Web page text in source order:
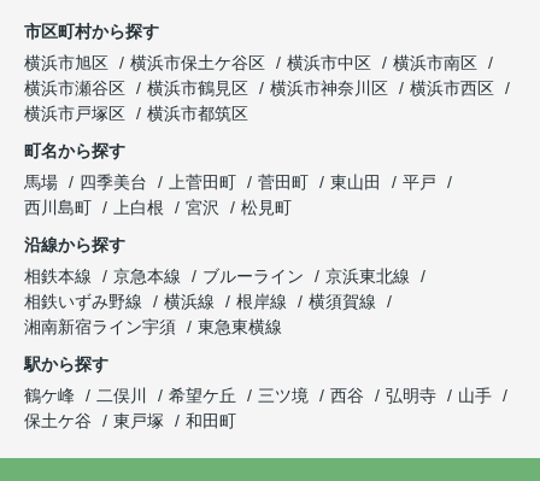
市区町村から探す
横浜市旭区
横浜市保土ケ谷区 横浜市中区
横浜市南区
横浜市瀬谷区
横浜市鶴見区 横浜市神奈川区
横浜市西区
横浜市戸塚区
横浜市都筑区
町名から探す
馬場
四季美台 上菅田町 菅田町 東山田
平戸
西川島町
上白根 宮沢
松見町
沿線から探す
相鉄本線
京急本線 ブルーライン
京浜東北線
相鉄いずみ野線
横浜線 根岸線
横須賀線
湘南新宿ライン宇須
東急東横線
駅から探す
鶴ケ峰
二俣川 希望ケ丘 三ツ境 西谷 弘明寺
山手
保土ケ谷
東戸塚 和田町